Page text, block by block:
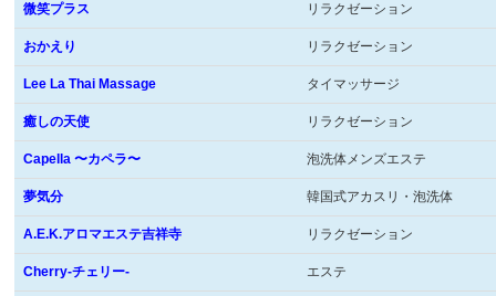
微笑プラス リラクゼーション
おかえり リラクゼーション
Lee La Thai Massage タイマッサージ
癒しの天使 リラクゼーション
Capella 〜カペラ〜 泡洗体メンズエステ
夢気分 韓国式アカスリ・泡洗体
A.E.K.アロマエステ吉祥寺 リラクゼーション
Cherry-チェリー- エステ